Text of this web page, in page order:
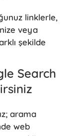
linklerle,
veya
şekilde
Search
arama
web